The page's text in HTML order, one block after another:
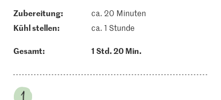
Zubereitung:
ca. 20 Minuten
kühl stellen:
ca. 1 Stunde
Gesamt: 1 Std. 20 Min.